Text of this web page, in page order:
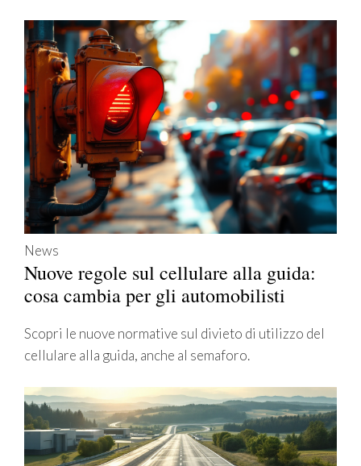
News
Nuove regole sul cellulare alla guida:
cosa cambia per gli automobilisti
Scopri le nuove normative sul divieto di utilizzo del
cellulare alla guida, anche al semaforo.